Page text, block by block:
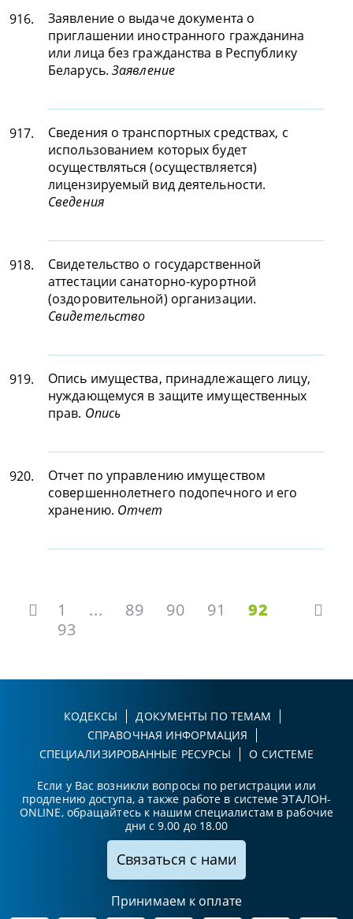
916.
Заявление о выдаче документа о
приглашении иностранного гражданина
или лица без гражданства в Республику
Беларусь. Заявление
917.
Сведения о транспортных средствах, с
использованием которых будет
осуществляться (осуществляется)
лицензируемый вид деятельности.
Сведения
918.
Свидетельство о государственной
аттестации санаторно-курортной
(оздоровительной) организации.
Свидетельство
919.
Опись имущества, принадлежащего лицу,
нуждающемуся в защите имущественных
прав. Опись
920.
Отчет по управлению имуществом
совершеннолетнего подопечного и его
хранению. Отчет
1 ... 89 90 91
92
93
КОДЕКСЫ
ДОКУМЕНТЫ ПО ТЕМАМ
СПРАВОЧНАЯ ИНФОРМАЦИЯ
СПЕЦИАЛИЗИРОВАННЫЕ РЕСУРСЫ
О СИСТЕМЕ
Если у Вас возникли вопросы по регистрации или
продлению доступа, а также работе в системе ЭТАЛОН-
ONLINE, обращайтесь к нашим специалистам в рабочие
дни с 9.00 до 18.00
Связаться с нами
Принимаем к оплате